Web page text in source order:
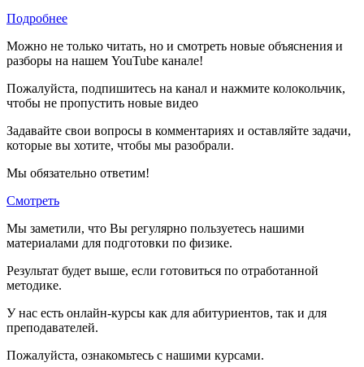
Подробнее
Можно не только читать, но и смотреть новые объяснения и
разборы на нашем YouTube канале!
Пожалуйста, подпишитесь на канал и нажмите колокольчик,
чтобы не пропустить новые видео
Задавайте свои вопросы в комментариях и оставляйте задачи,
которые вы хотите, чтобы мы разобрали.
Мы обязательно ответим!
Смотреть
Мы заметили, что Вы регулярно пользуетесь нашими
материалами для подготовки по физике.
Результат будет выше, если готовиться по отработанной
методике.
У нас есть онлайн-курсы как для абитуриентов, так и для
преподавателей.
Пожалуйста, ознакомьтесь с нашими курсами.